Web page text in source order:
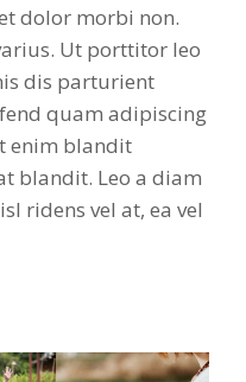
dolor morbi non.
Ut porttitor leo
dis parturient
quam adipiscing
enim blandit
blandit. Leo a diam
ridens vel at, ea vel